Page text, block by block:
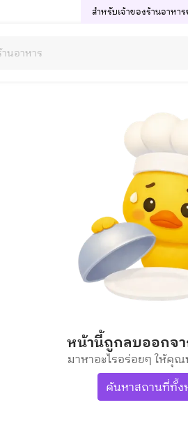
สำหรับเจ้าของร้านอาหาร
หน้านี้ถูกลบออกจา
มาหาอะไรอร่อยๆ ให้คุ
ค้นหาสถานที่ทั้ง